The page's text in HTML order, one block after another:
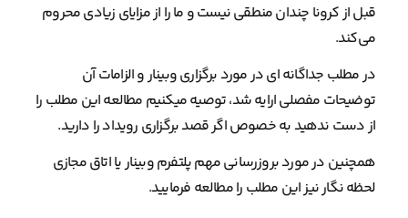
قبل از کرونا چندان منطقی نیست و ما را از مزایای زیادی محروم
می‌کند.
در مطلب جداگانه ای در مورد برگزاری وبینار و الزامات آن
توضیحات مفصلی ارایه شد، توصیه میکنیم مطالعه این مطلب را
از دست ندهید به خصوص اگر قصد برگزاری رویداد را دارید.
همچنین در مورد بروزرسانی مهم پلتفرم وبینار یا اتاق مجازی
لحظه نگار نیز این مطلب را مطالعه فرمایید.